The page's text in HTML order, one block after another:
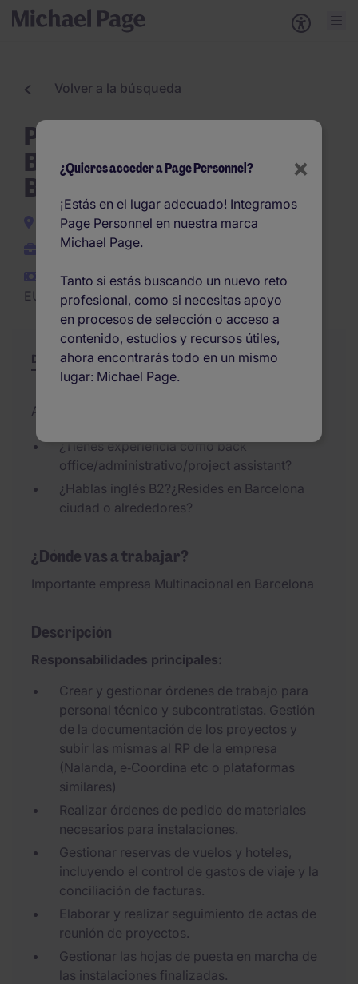
Volver a la búsqueda
Project Assistant con Inglés
B2-Multinacional en
Barcelona
Barcelona
Permanente
EUR24.000 -
EUR30.000 por año
Descripción Resumen Otras ofertas
Actualizado el 30/07/2026
¿Tienes experiencia como back
office/administrativo/project assistant?
¿Hablas inglés B2?¿Resides en Barcelona
ciudad o alrededores?
¿Dónde vas a trabajar?
Importante empresa Multinacional en Barcelona
Descripción
Responsabilidades principales:
Crear y gestionar órdenes de trabajo para
personal técnico y subcontratistas. Gestión
de la documentación de los proyectos y
subir las mismas al RP de la empresa
(Nalanda, e‑Coordina etc o plataformas
similares)
Realizar órdenes de pedido de materiales
necesarios para instalaciones.
Gestionar reservas de vuelos y hoteles,
incluyendo el control de gastos de viaje y la
conciliación de facturas.
Elaborar y realizar seguimiento de actas de
reunión de proyectos.
Gestionar las hojas de puesta en marcha de
las instalaciones finalizadas.
×
¿Quieres acceder a Page Personnel?
¡Estás en el lugar adecuado! Integramos
Page Personnel en nuestra marca
Michael Page.
Tanto si estás buscando un nuevo reto
profesional, como si necesitas apoyo
en procesos de selección o acceso a
contenido, estudios y recursos útiles,
ahora encontrarás todo en un mismo
lugar: Michael Page.